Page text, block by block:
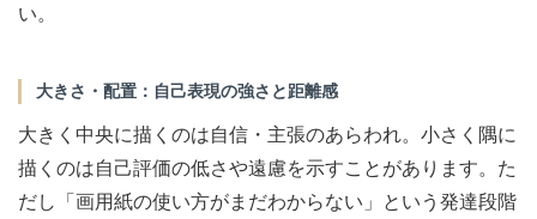
い。
大きさ・配置：自己表現の強さと距離感
大きく中央に描くのは自信・主張のあらわれ。小さく隅に
描くのは自己評価の低さや遠慮を示すことがあります。た
だし「画用紙の使い方がまだわからない」という発達段階